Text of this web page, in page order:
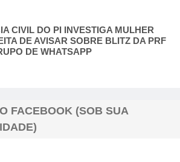
CIVIL DO PI INVESTIGA MULHER
DE AVISAR SOBRE BLITZ DA PRF
DE WHATSAPP
FACEBOOK (SOB SUA